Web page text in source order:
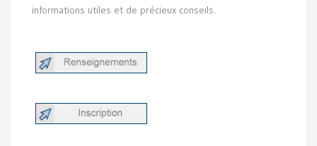
informations utiles et de précieux conseils.